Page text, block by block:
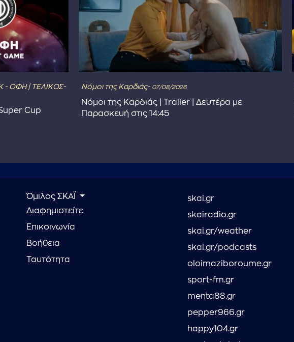
- ΟΦΗ | ΤΕΛΙΚΟΣ-
Cup
Νόμοι της Καρδιάς- 07/08/2026
Νόμοι της Καρδιάς | Trailer | Δευτέρα με
Παρασκευή στις 14:45
Όμιλος ΣΚΑΪ
Διαφημιστείτε
Επικοινωνία
Βοήθεια
Ταυτότητα
skai.gr
skairadio.gr
skai.gr/weather
skai.gr/podcasts
oloimaziboroume.gr
sport-fm.gr
menta88.gr
pepper966.gr
happy104.gr